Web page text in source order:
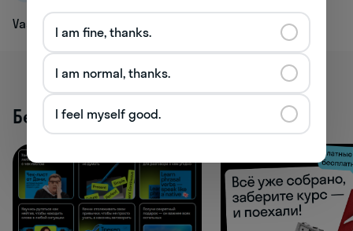
Vase
Бесплатные активности
I am fine, thanks.
I am normal, thanks.
I feel myself good.